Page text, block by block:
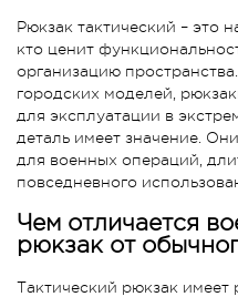
Рюкзак тактический – это
кто ценит
организацию
городских моделей,
для эксплуатации в
деталь имеет значение.
для военных операций,
повседневного
Чем отличается
рюкзак от
Тактический рюкзак имеет